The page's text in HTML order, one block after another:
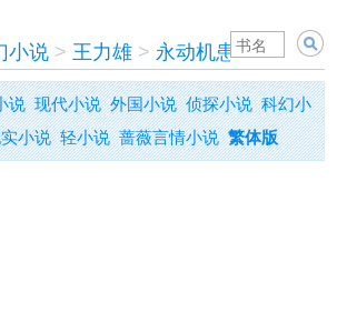
小说 > 王力雄 > 永动机患者
说 现代小说 外国小说 侦探小说 科幻小
小说 轻小说 蔷薇言情小说 繁体版